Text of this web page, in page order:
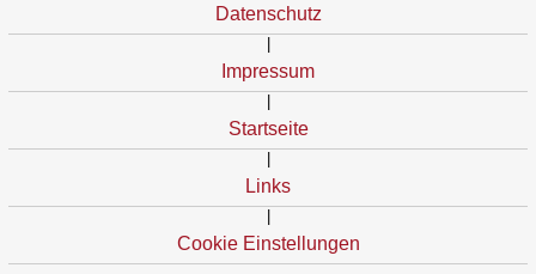
Datenschutz
Impressum
Startseite
Links
Cookie Einstellungen